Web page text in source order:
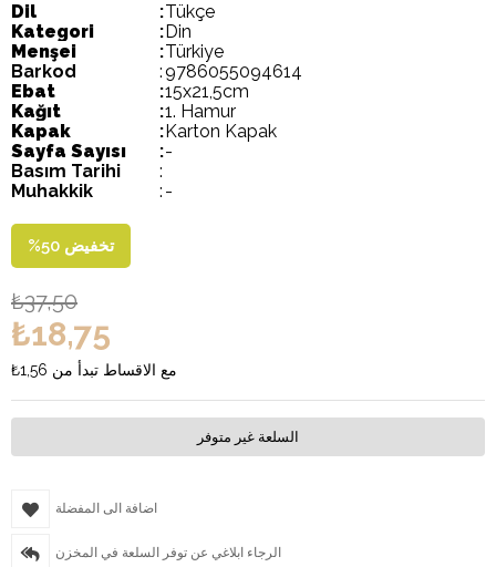
Dil :Tükçe
Kategori
: Din
Menşei
:Türkiye
Barkod
:9786055094614
Ebat
:15x21,5cm
Kağıt
:1. Hamur
Kapak
: Karton Kapak
Sayfa Sayısı
:-
Basım Tarihi
:
Muhakkik
: -
%50 تخفيض
₺37,50
₺18,75
₺1,56 مع الاقساط تبدأ من
السلعة غير متوفر
اضافة الى المفضلة
الرجاء ابلاغي عن توفر السلعة في المخزن